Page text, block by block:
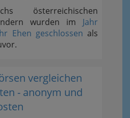
österreichischen
wurden im Jahr
Ehen geschlossen als
vergleichen
- anonym und